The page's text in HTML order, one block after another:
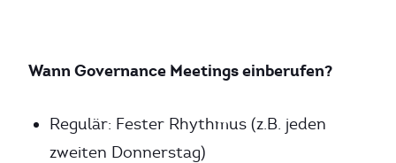
Wann Governance Meetings einberufen?
Regulär: Fester Rhythmus (z.B. jeden
zweiten Donnerstag)